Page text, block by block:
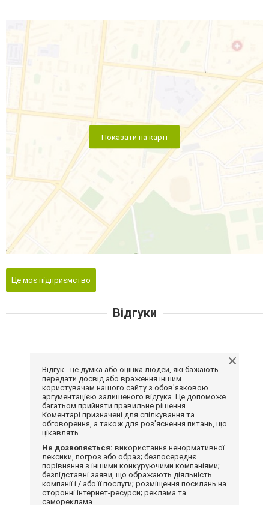
Показати на карті
Це моє підприємство
Відгуки
Відгук - це думка або оцінка людей, які бажають
передати досвід або враження іншим
користувачам нашого сайту з обов'язковою
аргументацією залишеного відгука. Це допоможе
багатьом прийняти правильне рішення.
Коментарі призначені для спілкування та
обговорення, а також для роз'яснення питань, що
цікавлять.
Не дозволяється: використання ненормативної
лексики, погроз або образ; безпосереднє
порівняння з іншими конкуруючими компаніями;
безпідставні заяви, що ображають діяльність
компанії і / або її послуги; розміщення посилань на
сторонні інтернет-ресурси; реклама та
самореклама.